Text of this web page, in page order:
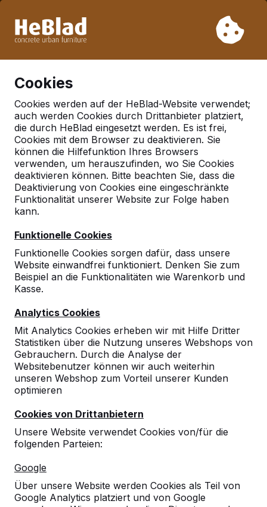
Woche 33 nicht. Bitte berücksichtigen Sie daher längere
Cookies
Cookies werden auf der HeBlad-Website verwendet;
auch werden Cookies durch Drittanbieter platziert,
die durch HeBlad eingesetzt werden. Es ist frei,
Cookies mit dem Browser zu deaktivieren. Sie
können die Hilfefunktion Ihres Browsers
verwenden, um herauszufinden, wo Sie Cookies
deaktivieren können. Bitte beachten Sie, dass die
Deaktivierung von Cookies eine eingeschränkte
Funktionalität unserer Website zur Folge haben
kann.
Funktionelle Cookies
Funktionelle Cookies sorgen dafür, dass unsere
Website einwandfrei funktioniert. Denken Sie zum
Beispiel an die Funktionalitäten wie Warenkorb und
Kasse.
Analytics Cookies
Mit Analytics Cookies erheben wir mit Hilfe Dritter
Statistiken über die Nutzung unseres Webshops von
Gebrauchern. Durch die Analyse der
Websitebenutzer können wir auch weiterhin
unseren Webshop zum Vorteil unserer Kunden
optimieren
Cookies von Drittanbietern
Unsere Website verwendet Cookies von/für die
folgenden Parteien:
Google
Über unsere Website werden Cookies als Teil von
Google Analytics platziert und von Google
Kategorien
Zubehör
Tischtennistische
Produkten ansehen